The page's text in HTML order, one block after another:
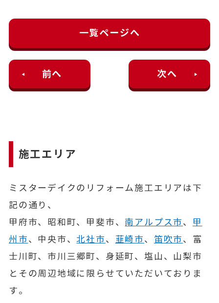
前へ
一覧ページへ
次へ
施工エリア
ミスターデイクのリフォーム施工エリアは下
記の通り、
甲府市、昭和町、甲斐市、 南アルプス市、 甲
州市、中央市、北社市、 韮崎市、 笛吹市、富
士川町、市川三郷町、身延町、塩山、山梨市
とその周辺地域に限らせていただいておりま
す。